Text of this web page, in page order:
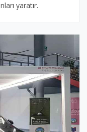
yaratır.